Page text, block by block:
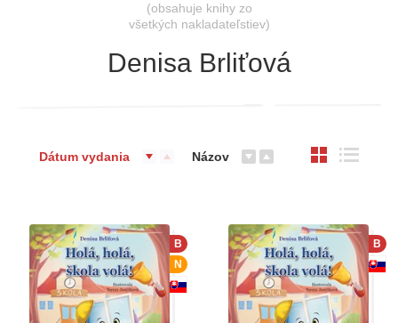
(obsahuje knihy zo
všetkých nakladateľstiev)
Denisa Brliťová
Dátum vydania Názov
B
N
B